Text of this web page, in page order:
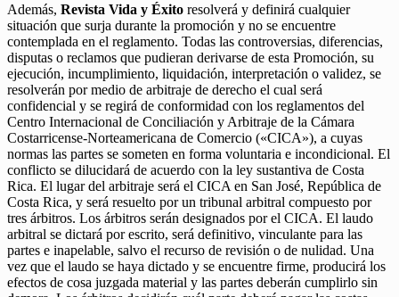
Además, Revista Vida y Éxito resolverá y definirá cualquier
situación que surja durante la promoción y no se encuentre
contemplada en el reglamento. Todas las controversias, diferencias,
disputas o reclamos que pudieran derivarse de esta Promoción, su
ejecución, incumplimiento, liquidación, interpretación o validez, se
resolverán por medio de arbitraje de derecho el cual será
confidencial y se regirá de conformidad con los reglamentos del
Centro Internacional de Conciliación y Arbitraje de la Cámara
Costarricense-Norteamericana de Comercio («CICA»), a cuyas
normas las partes se someten en forma voluntaria e incondicional. El
conflicto se dilucidará de acuerdo con la ley sustantiva de Costa
Rica. El lugar del arbitraje será el CICA en San José, República de
Costa Rica, y será resuelto por un tribunal arbitral compuesto por
tres árbitros. Los árbitros serán designados por el CICA. El laudo
arbitral se dictará por escrito, será definitivo, vinculante para las
partes e inapelable, salvo el recurso de revisión o de nulidad. Una
vez que el laudo se haya dictado y se encuentre firme, producirá los
efectos de cosa juzgada material y las partes deberán cumplirlo sin